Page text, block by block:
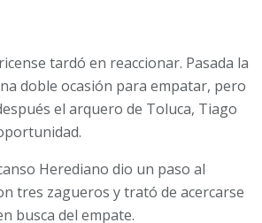
tardó en reaccionar. Pasada la
doble ocasión para empatar, pero
el arquero de Toluca, Tiago
Herediano dio un paso al
tres zagueros y trató de acercarse
busca del empate.